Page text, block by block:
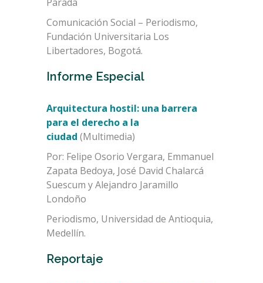
Comunicación Social – Periodismo,
Fundación Universitaria Los
Libertadores, Bogotá.
Informe Especial
Arquitectura hostil: una barrera
para el derecho a la
ciudad (Multimedia)
Por: Felipe Osorio Vergara, Emmanuel
Zapata Bedoya, José David Chalarcá
Suescum y Alejandro Jaramillo
Londoño
Periodismo, Universidad de Antioquia,
Medellín.
Reportaje